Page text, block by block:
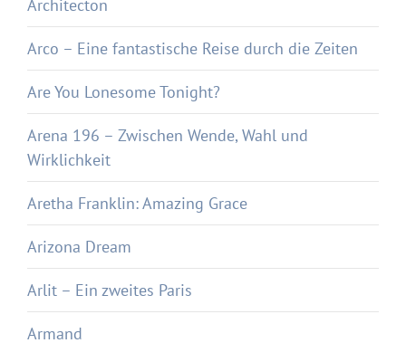
Architecton
Arco – Eine fantastische Reise durch die Zeiten
Are You Lonesome Tonight?
Arena 196 – Zwischen Wende, Wahl und
Wirklichkeit
Aretha Franklin: Amazing Grace
Arizona Dream
Arlit – Ein zweites Paris
Armand